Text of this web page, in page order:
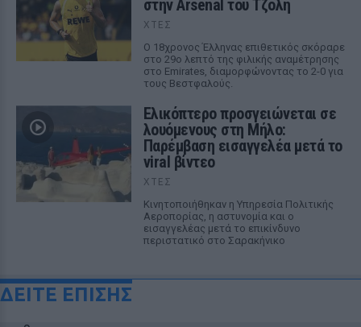
στην Arsenal του Τζόλη
ΧΤΕΣ
Ο 18χρονος Έλληνας επιθετικός σκόραρε
στο 29ο λεπτό της φιλικής αναμέτρησης
στο Emirates, διαμορφώνοντας το 2-0 για
τους Βεστφαλούς.
Ελικόπτερο προσγειώνεται σε
λουόμενους στη Μήλο:
Παρέμβαση εισαγγελέα μετά το
viral βίντεο
ΧΤΕΣ
Κινητοποιήθηκαν η Υπηρεσία Πολιτικής
Αεροπορίας, η αστυνομία και ο
εισαγγελέας μετά το επικίνδυνο
περιστατικό στο Σαρακήνικο
ΔΕΙΤΕ ΕΠΙΣΗΣ